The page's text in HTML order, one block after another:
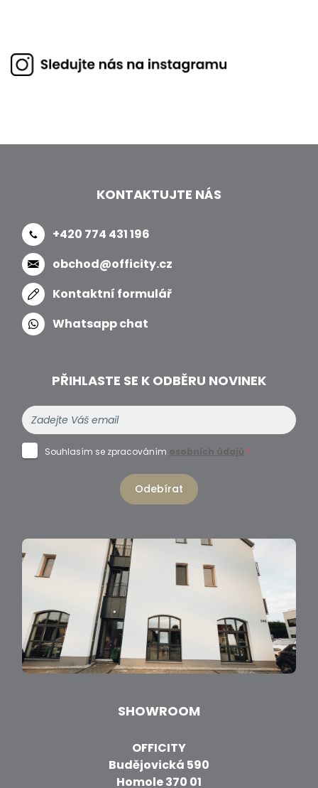
KONTAKTUJTE NÁS
+420 774 431 196
obchod@officity.cz
Kontaktní formulář
Whatsapp chat
PŘIHLASTE SE K ODBĚRU NOVINEK
Souhlasím se zpracováním osobních údajů *
Odebírat
SHOWROOM
OFFICITY
Budějovická 590
Homole 370 01